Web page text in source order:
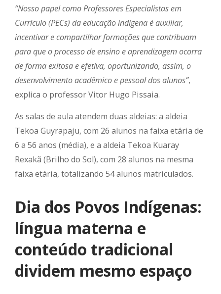
“Nosso papel como Professores Especialistas em
Currículo (PECs) da educação indígena é auxiliar,
incentivar e compartilhar formações que contribuam
para que o processo de ensino e aprendizagem ocorra
de forma exitosa e efetiva, oportunizando, assim, o
desenvolvimento acadêmico e pessoal dos alunos”,
explica o professor Vitor Hugo Pissaia.
As salas de aula atendem duas aldeias: a aldeia
Tekoa Guyrapaju, com 26 alunos na faixa etária de
6 a 56 anos (média), e a aldeia Tekoa Kuaray
Rexakã (Brilho do Sol), com 28 alunos na mesma
faixa etária, totalizando 54 alunos matriculados.
Dia dos Povos Indígenas:
língua materna e
conteúdo tradicional
dividem mesmo espaço